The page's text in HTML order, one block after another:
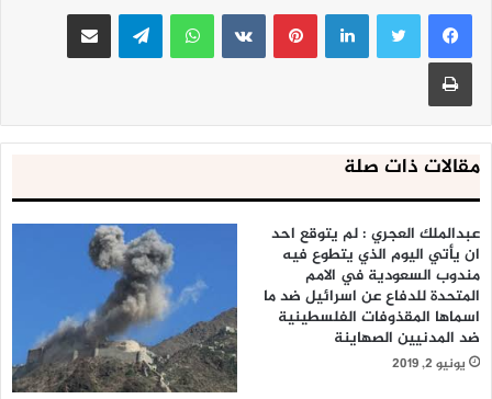
لينكدإنبينتيريست واتساب تيلقرام مشاركة عبر البريد
طباعة
مقالات ذات صلة
عبدالملك العجري : لم يتوقع احد
ان يأتي اليوم الذي يتطوع فيه
مندوب السعودية في الامم
المتحدة للدفاع عن اسرائيل ضد ما
اسماها المقذوفات الفلسطينية
ضد المدنيين الصهاينة
يونيو 2, 2019